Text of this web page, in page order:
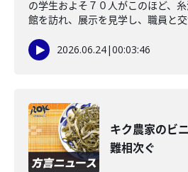
の学生およそ７０人がこのほど、
館を訪れ、展示を見学し、職員と
2026.06.24|00:03:46
キク農家のビ
難相次ぐ